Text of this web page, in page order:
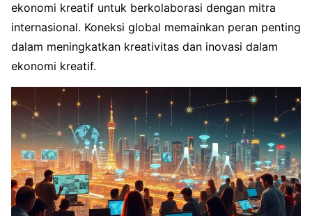
ekonomi kreatif untuk berkolaborasi dengan mitra
internasional. Koneksi global memainkan peran penting
dalam meningkatkan kreativitas dan inovasi dalam
ekonomi kreatif.